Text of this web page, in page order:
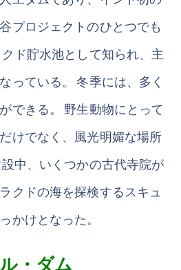
プロジェクトのひとつでも
ド貯水池として知られ、主
っている。 冬季には、多く
できる。 野生動物にとって
けでなく、風光明媚な場所
中、いくつかの古代寺院が
クドの海を探検するスキュ
かけとなった。
・ダム